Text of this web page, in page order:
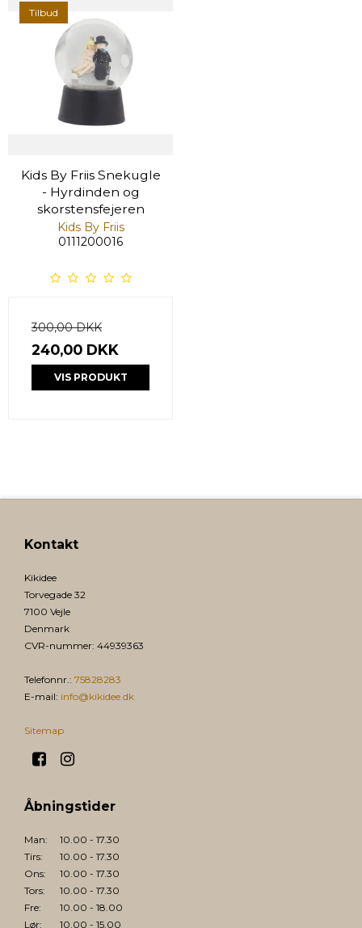
Tilbud
Kids By Friis Snekugle
- Hyrdinden og
skorstensfejeren
Kids By Friis
0111200016
300,00 DKK
240,00 DKK
VIS PRODUKT
Kontakt
Kikidee
Torvegade 32
7100 Vejle
Denmark
CVR-nummer: 44939363
Telefonnr.: 75828283
E-mail: info@kikidee.dk
Sitemap
Åbningstider
Man:
Tirs:
Ons:
Tors:
Fre:
Lør:
10.00 - 17.30
10.00 - 17.30
10.00 - 17.30
10.00 - 17.30
10.00 - 18.00
10.00 - 15.00